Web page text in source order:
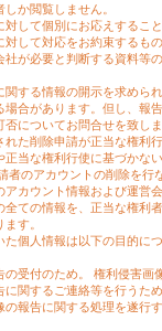
か閲覧しません。
して個別にお応えすること
して対応をお約束するも
社が必要と判断する資料等
関する情報の開示を求めら
場合があります。但し、報
についてお問合せを致しま
れた削除申請が正当な権利
正当な権利行使に基づかな
者のアカウントの削除を行
アカウント情報および運営
全ての情報を、正当な権利
す。
た個人情報は以下の目的に
受付のため。 権利侵害画
関するご連絡等を行うため
報告に関する処理を遂行す